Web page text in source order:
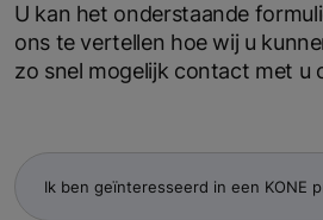
U kan het onderstaande
ons te vertellen hoe wij u
zo snel mogelijk contact met u